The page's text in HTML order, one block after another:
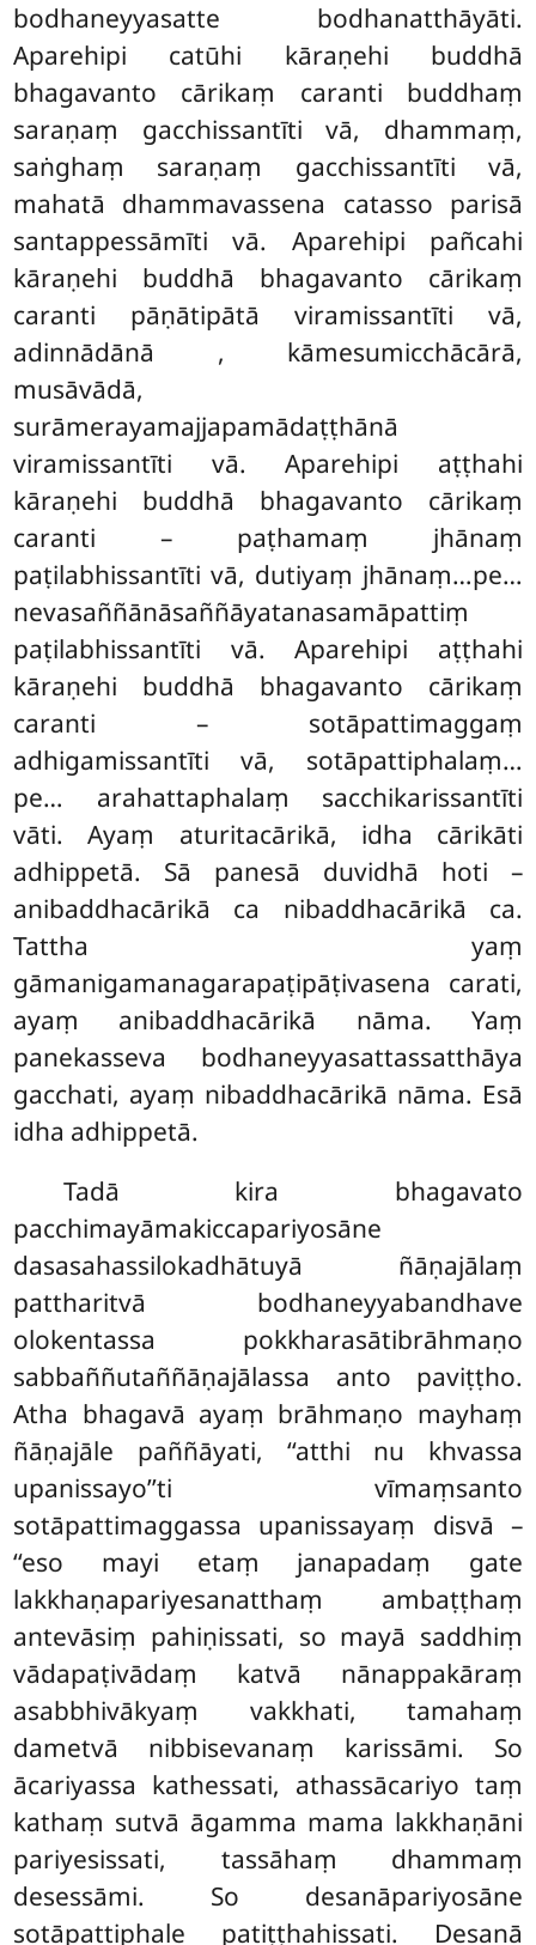
bodhaneyyasatte bodhanatthāyāti.
Aparehipi catūhi kāraṇehi buddhā
bhagavanto cārikaṃ caranti buddhaṃ
saraṇaṃ gacchissantīti vā, dhammaṃ,
saṅghaṃ saraṇaṃ gacchissantīti vā,
mahatā dhammavassena catasso parisā
santappessāmīti vā. Aparehipi pañcahi
kāraṇehi buddhā bhagavanto cārikaṃ
caranti pāṇātipātā viramissantīti vā,
adinnādānā , kāmesumicchācārā,
musāvādā,
surāmerayamajjapamādaṭṭhānā
viramissantīti vā. Aparehipi aṭṭhahi
kāraṇehi buddhā bhagavanto cārikaṃ
caranti – paṭhamaṃ jhānaṃ
paṭilabhissantīti vā, dutiyaṃ jhānaṃ…pe…
nevasaññānāsaññāyatanasamāpattiṃ
paṭilabhissantīti vā. Aparehipi aṭṭhahi
kāraṇehi buddhā bhagavanto cārikaṃ
caranti – sotāpattimaggaṃ
adhigamissantīti vā, sotāpattiphalaṃ…
pe… arahattaphalaṃ sacchikarissantīti
vāti. Ayaṃ aturitacārikā, idha cārikāti
adhippetā. Sā panesā duvidhā hoti –
anibaddhacārikā ca nibaddhacārikā ca.
Tattha yaṃ
gāmanigamanagarapaṭipāṭivasena carati,
ayaṃ anibaddhacārikā nāma. Yaṃ
panekasseva bodhaneyyasattassatthāya
gacchati, ayaṃ nibaddhacārikā nāma. Esā
idha adhippetā.
Tadā kira bhagavato
pacchimayāmakiccapariyosāne
dasasahassilokadhātuyā ñāṇajālaṃ
pattharitvā bodhaneyyabandhave
olokentassa pokkharasātibrāhmaṇo
sabbaññutaññāṇajālassa anto paviṭṭho.
Atha bhagavā ayaṃ brāhmaṇo mayhaṃ
ñāṇajāle paññāyati, ‘‘atthi nu khvassa
upanissayo’’ti vīmaṃsanto
sotāpattimaggassa upanissayaṃ disvā –
‘‘eso mayi etaṃ janapadaṃ gate
lakkhaṇapariyesanatthaṃ ambaṭṭhaṃ
antevāsiṃ pahiṇissati, so mayā saddhiṃ
vādapaṭivādaṃ katvā nānappakāraṃ
asabbhivākyaṃ vakkhati, tamahaṃ
dametvā nibbisevanaṃ karissāmi. So
ācariyassa kathessati, athassācariyo taṃ
kathaṃ sutvā āgamma mama lakkhaṇāni
pariyesissati, tassāhaṃ dhammaṃ
desessāmi. So desanāpariyosāne
sotāpattiphale patiṭṭhahissati. Desanā